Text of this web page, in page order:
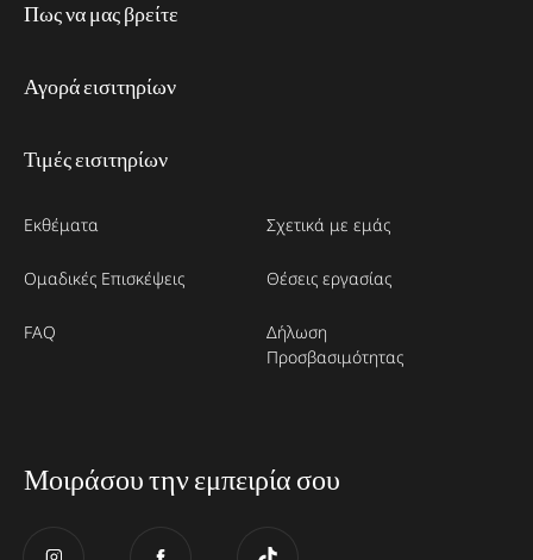
Πως να μας βρείτε
Αγορά εισιτηρίων
Τιμές εισιτηρίων
Εκθέματα
Ομαδικές Επισκέψεις
FAQ
Σχετικά με εμάς
Θέσεις εργασίας
Δήλωση
Προσβασιμότητας
Μοιράσου την εμπειρία σου